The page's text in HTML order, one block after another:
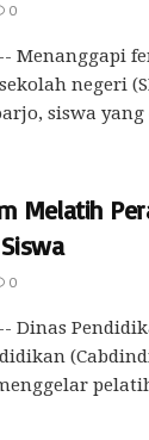
0
Menanggapi
negeri
siswa
Melatih
0
Dinas